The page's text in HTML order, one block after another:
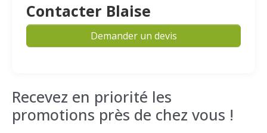
Contacter Blaise
Demander un devis
Recevez en priorité les
promotions près de chez vous !